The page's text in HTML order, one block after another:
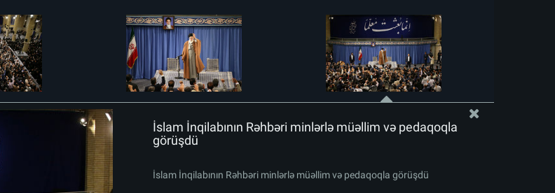
İslam İnqilabının Rəhbəri minlərlə müəllim və pedaqoqla
görüşdü
İslam İnqilabının Rəhbəri minlərlə müəllim və pedaqoqla görüşdü